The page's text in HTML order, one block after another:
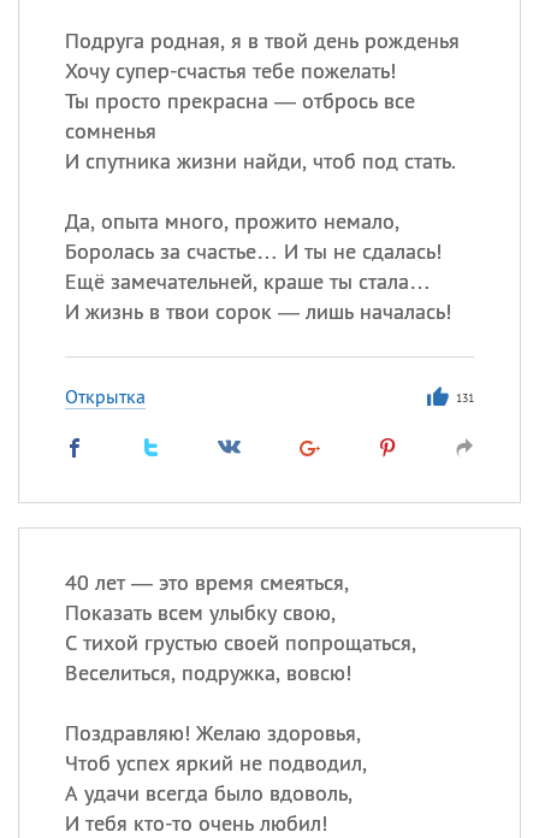
Подруга родная, я в твой день рожденья
Хочу супер-счастья тебе пожелать!
Ты просто прекрасна — отбрось все
сомненья
И спутника жизни найди, чтоб под стать.
Да, опыта много, прожито немало,
Боролась за счастье… И ты не сдалась!
Ещё замечательней, краше ты стала…
И жизнь в твои сорок — лишь началась!
Открытка 131
40 лет — это время смеяться,
Показать всем улыбку свою,
С тихой грустью своей попрощаться,
Веселиться, подружка, вовсю!
Поздравляю! Желаю здоровья,
Чтоб успех яркий не подводил,
А удачи всегда было вдоволь,
И тебя кто-то очень любил!